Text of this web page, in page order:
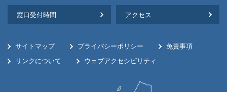
窓口受付時間 アクセス
サイトマップ プライバシーポリシー
免責事項
リンクについて
ウェブアクセシビリティ